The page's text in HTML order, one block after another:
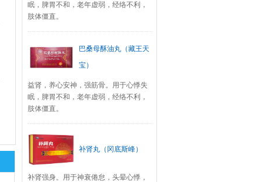
眠，脾胃不和，老年虚弱，经络不利，
肢体僵直。
巴桑母酥油丸（藏王天
宝）
益肾，养心安神，强筋骨。用于心悸失
眠，脾胃不和，老年虚弱，经络不利，
肢体僵直。
补肾丸（冈底斯峰）
补肾强身。用于神衰倦怠，头晕心悸，